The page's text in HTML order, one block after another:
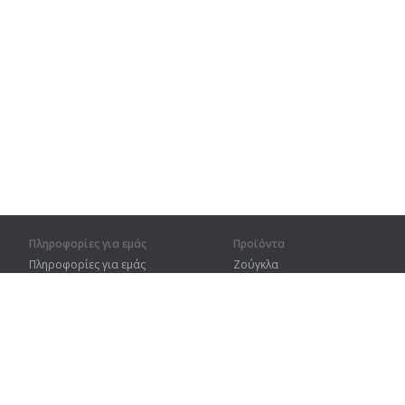
Πληροφορίες για εμάς
Πληροφορίες για εμάς
Προϊόντα
Ζούγκλα